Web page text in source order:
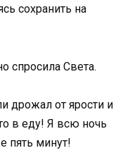
сохранить на
спросила Света.
дрожал от ярости и
в еду! Я всю ночь
пять минут!